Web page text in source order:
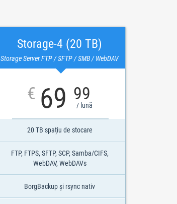
Storage-4 (20 TB)
Storage Server FTP / SFTP / SMB / WebDAV
€ 69 99
/ lună
20 TB spațiu de stocare
FTP, FTPS, SFTP, SCP, Samba/CIFS,
WebDAV, WebDAVs
BorgBackup și rsync nativ